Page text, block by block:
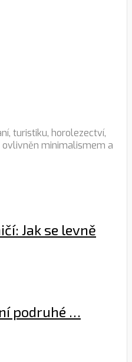
turistiku, horolezectví,
ovlivněn minimalismem a
Jak se levně
podruhé …